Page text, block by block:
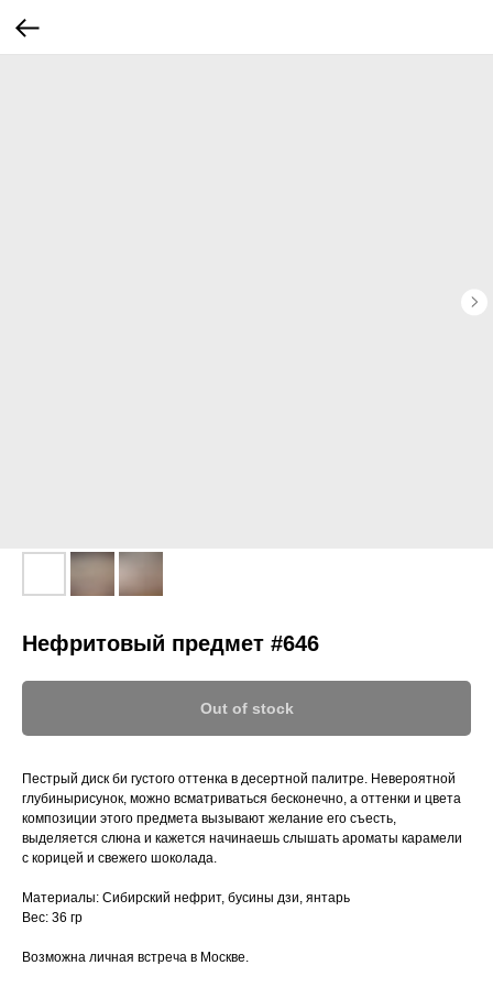
Нефритовый предмет #646
Out of stock
Пестрый диск би густого оттенка в десертной палитре. Невероятной
глубинырисунок, можно всматриваться бесконечно, а оттенки и цвета
композиции этого предмета вызывают желание его съесть,
выделяется слюна и кажется начинаешь слышать ароматы карамели
с корицей и свежего шоколада.
Материалы: Сибирский нефрит, бусины дзи, янтарь
Вес: 36 гр
Возможна личная встреча в Москве.